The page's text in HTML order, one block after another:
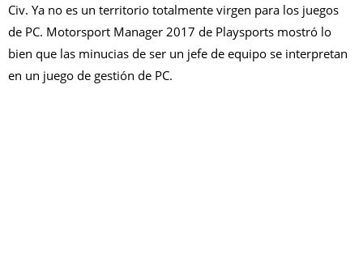
Civ. Ya no es un territorio totalmente virgen para los juegos
de PC. Motorsport Manager 2017 de Playsports mostró lo
bien que las minucias de ser un jefe de equipo se interpretan
en un juego de gestión de PC.